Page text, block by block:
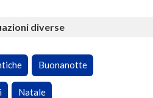
diverse
Buonanotte
Natale